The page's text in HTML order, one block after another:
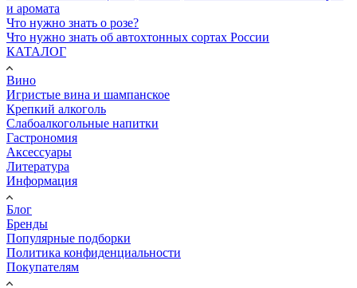
и аромата
Что нужно знать о розе?
Что нужно знать об автохтонных сортах России
КАТАЛОГ
Вино
Игристые вина и шампанское
Крепкий алкоголь
Слабоалкогольные напитки
Гастрономия
Аксессуары
Литература
Информация
Блог
Бренды
Популярные подборки
Политика конфиденциальности
Покупателям